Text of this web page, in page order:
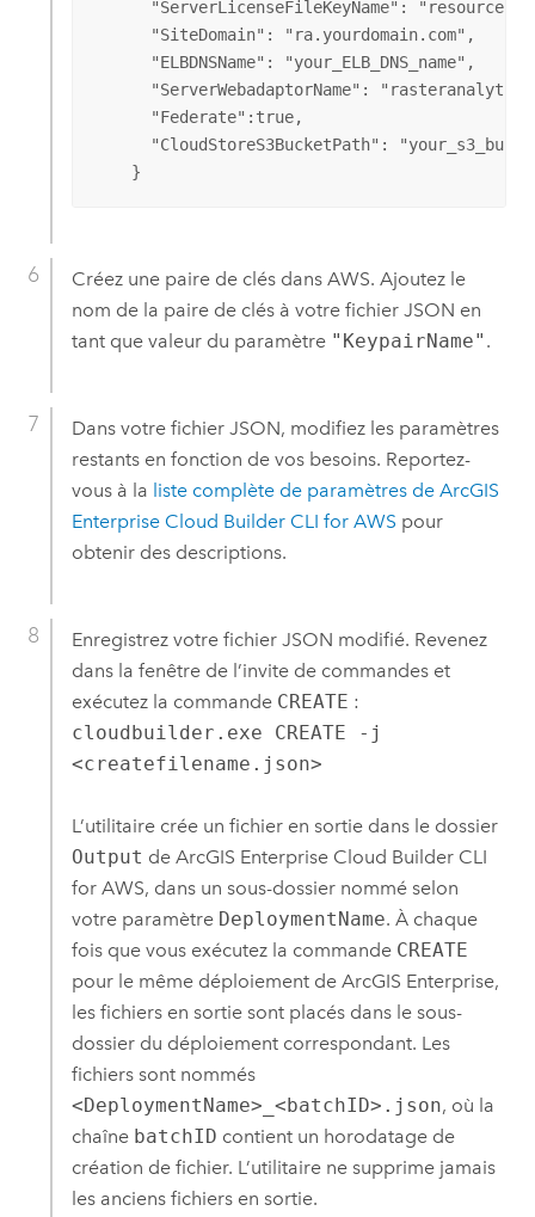
"ServerLicenseFileKeyName":
      "SiteDomain": "ra.yourdomain.com",
      "ELBDNSName": "your_ELB_DNS_name",
"ServerWebadaptorName":
      "Federate":true,
"CloudStoreS3BucketPath":
    }
Créez une paire de clés dans AWS. Ajoutez le
nom de la paire de clés à votre fichier JSON en
tant que valeur du paramètre "KeypairName" .
Dans votre fichier JSON, modifiez les paramètres
restants en fonction de vos besoins. Reportez-
vous à la liste complète de paramètres de ArcGIS
Enterprise Cloud Builder CLI for AWS pour
obtenir des descriptions.
Enregistrez votre fichier JSON modifié. Revenez
dans la fenêtre de l’invite de commandes et
exécutez la commande CREATE :
cloudbuilder.exe CREATE -j
<createfilename.json>
L’utilitaire crée un fichier en sortie dans le dossier
Output de ArcGIS Enterprise Cloud Builder CLI
for AWS, dans un sous-dossier nommé selon
votre paramètre DeploymentName. À chaque
fois que vous exécutez la commande CREATE
pour le même déploiement de ArcGIS Enterprise,
les fichiers en sortie sont placés dans le sous-
dossier du déploiement correspondant. Les
fichiers sont nommés
<DeploymentName>_<batchID>.json, où la
chaîne batchID contient un horodatage de
création de fichier. L’utilitaire ne supprime jamais
les anciens fichiers en sortie.